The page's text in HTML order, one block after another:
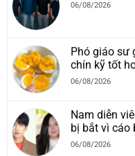
06/08/2026
Phó giáo sư
chín kỹ tốt
06/08/2026
Nam diễn
bị bắt vì cáo
06/08/2026